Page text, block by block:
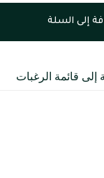
إلى السلة
إلى قائمة الرغبات